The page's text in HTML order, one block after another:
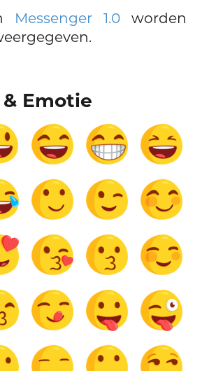
Messenger 1.0 worden
Emotie